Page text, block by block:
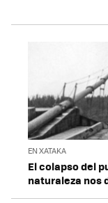
EN XATAKA
El colapso del
naturaleza nos